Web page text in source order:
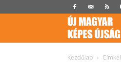
Kezdőlap